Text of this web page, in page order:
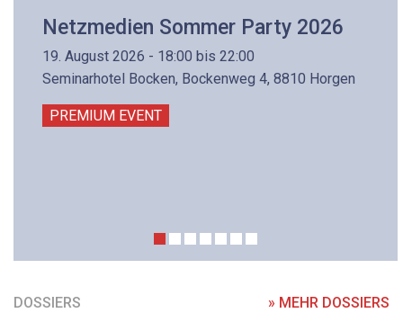
Netzmedien Sommer Party 2026
19. August 2026 - 18:00 bis 22:00
Seminarhotel Bocken, Bockenweg 4, 8810 Horgen
PREMIUM EVENT
DOSSIERS » MEHR DOSSIERS